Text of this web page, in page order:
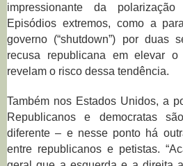
impressionante da
Episódios extremos, como a
governo (“shutdown”) por duas
recusa republicana em elevar
revelam o risco dessa tendência.
Também nos Estados Unidos, a
Republicanos e democratas
diferente – e nesse ponto há
entre republicanos e petistas.